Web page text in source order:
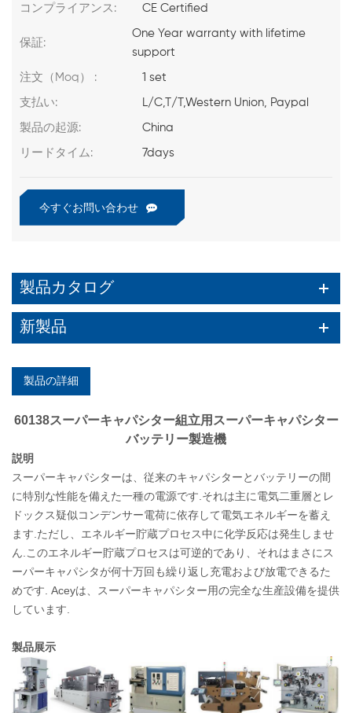
コンプライアンス: CE Certified
保証:
One Year warranty with lifetime
support
注文（Moq） : 1 set
支払い: L/C,T/T,Western Union, Paypal
製品の起源: China
リードタイム: 7days
今すぐお問い合わせ
製品カタログ
新製品
製品の詳細
60138スーパーキャパシター組立用スーパーキャパシター
バッテリー製造機
説明
スーパーキャパシターは、従来のキャパシターとバッテリーの間
に特別な性能を備えた一種の電源です.それは主に電気二重層とレ
ドックス疑似コンデンサー電荷に依存して電気エネルギーを蓄え
ます.ただし、エネルギー貯蔵プロセス中に化学反応は発生しませ
ん.このエネルギー貯蔵プロセスは可逆的であり、それはまさにス
ーパーキャパシタが何十万回も繰り返し充電および放電できるた
めです. Aceyは、スーパーキャパシター用の完全な生産設備を提供
しています.
製品展示